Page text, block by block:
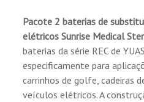
Pacote 2 baterias de
elétricosSunrise Medical
baterias da série REC de
especificamente para
carrinhos de golfe, cadeiras
veículos elétricos. A